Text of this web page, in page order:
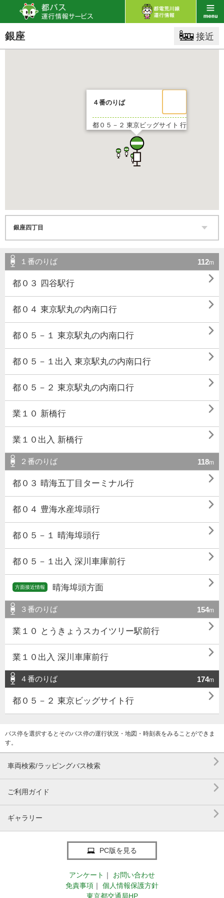
銀座 接近
４番のりば
都０５－２ 東京ビッグサイト 行
１番のりば 112m
都０３ 四谷駅行 
都０４ 東京駅丸の内南口行 
都０５－１ 東京駅丸の内南口行 
都０５－１出入 東京駅丸の内南口行 
都０５－２ 東京駅丸の内南口行 
業１０ 新橋行 
業１０出入 新橋行 
２番のりば 118m
都０３ 晴海五丁目ターミナル行 
都０４ 豊海水産埠頭行 
都０５－１ 晴海埠頭行 
都０５－１出入 深川車庫前行 
方面接近情報 晴海埠頭方面 
３番のりば 154m
業１０ とうきょうスカイツリー駅前行 
業１０出入 深川車庫前行 
４番のりば 174m
都０５－２ 東京ビッグサイト行 
バス停を選択するとそのバス停の運行状況・地図・時刻表をみることができま
す。
車両検索/ラッピングバス検索 
ご利用ガイド 
ギャラリー 
PC版を見る
アンケート ｜
お問い合わせ
免責事項 ｜
個人情報保護方針
東京都交通局HP